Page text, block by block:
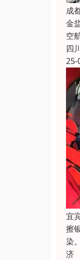
成
金
空
四
25-
宜
擦
染
济